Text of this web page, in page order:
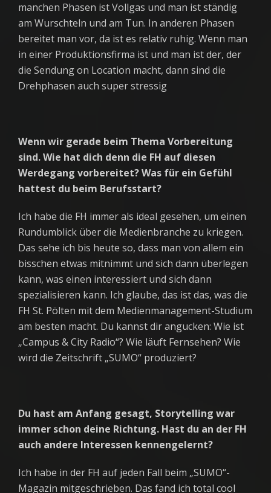
manchen Phasen ist Vollgas und man ist ständig
am Wurschteln und am Tun. In anderen Phasen
bereitet man vor, da ist es relativ ruhig. Wenn man
in einer Produktionsfirma ist und man ist der, der
die Sendung on Location macht, dann sind die
Drehphasen auch super stressig
Wenn wir gerade beim Thema Vorbereitung
sind. Wie hat dich denn die FH auf diesen
Werdegang vorbereitet? Was für ein Gefühl
hattest du beim Berufsstart?
Ich habe die FH immer als ideal gesehen, um einen
Rundumblick über die Medienbranche zu kriegen.
Das sehe ich bis heute so, dass man von allem ein
bisschen etwas mitnimmt und sich dann überlegen
kann, was einen interessiert und sich dann
spezialisieren kann. Ich glaube, das ist das, was die
FH St. Pölten mit dem Medienmanagement-Studium
am besten macht. Du kannst dir angucken: Wie ist
„Campus & City Radio“? Wie läuft Fernsehen? Wie
wird die Zeitschrift „SUMO“ produziert?
Du hast am Anfang gesagt, Storytelling war
immer schon deine Richtung. Hast du an der FH
auch andere Interessen kennengelernt?
Ich habe in der FH auf jeden Fall beim „SUMO“-
Magazin mitgeschrieben. Das fand ich total cool